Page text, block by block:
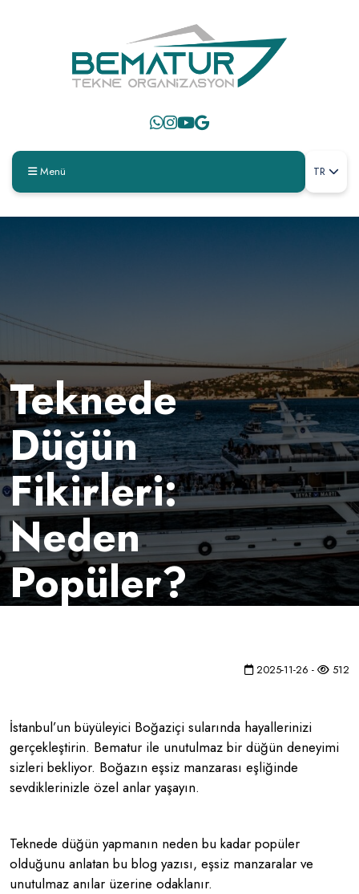
Menü TR
Teknede
Düğün
Fikirleri:
Neden
Popüler?
2025-11-26 - 512
İstanbul’un büyüleyici Boğaziçi sularında hayallerinizi
gerçekleştirin. Bematur ile unutulmaz bir düğün deneyimi
sizleri bekliyor. Boğazın eşsiz manzarası eşliğinde
sevdiklerinizle özel anlar yaşayın.
Teknede düğün yapmanın neden bu kadar popüler
olduğunu anlatan bu blog yazısı, eşsiz manzaralar ve
unutulmaz anılar üzerine odaklanır.